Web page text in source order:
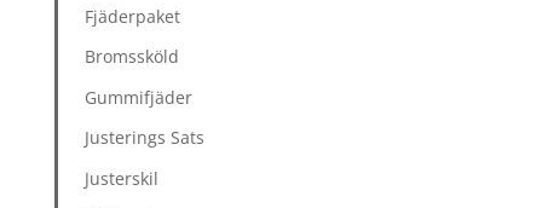
Fjäderpaket
Bromssköld
Gummifjäder
Justerings Sats
Justerskil